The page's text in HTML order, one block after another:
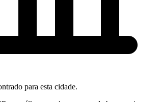
para esta cidade.